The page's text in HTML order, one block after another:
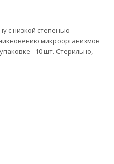
с низкой степенью
микроорганизмов
- 10 шт. Стерильно,